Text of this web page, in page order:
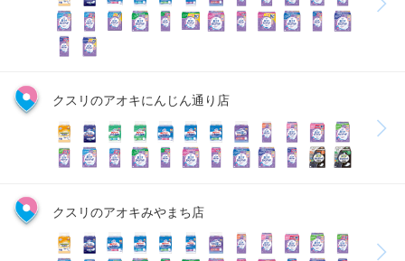
クスリのアオキにんじん通り店
クスリのアオキみやまち店